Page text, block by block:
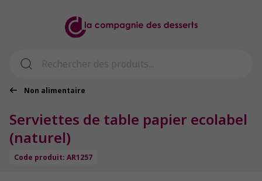
Non alimentaire
Serviettes de table papier ecolabel
(naturel)
Code produit: AR1257